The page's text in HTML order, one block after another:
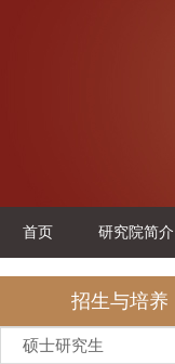
首页 研究院简介
招生与培养
硕士研究生